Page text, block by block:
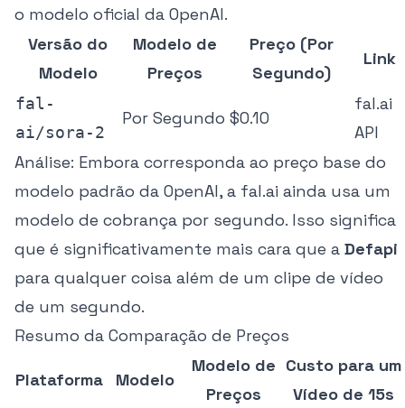
o modelo oficial da OpenAI.
Versão do
Modelo
Modelo de
Preços
Preço (Por
Segundo)
Link
fal-
ai/sora-2
Por Segundo $0.10
fal.ai
API
Análise: Embora corresponda ao preço base do
modelo padrão da OpenAI, a fal.ai ainda usa um
modelo de cobrança por segundo. Isso significa
que é significativamente mais cara que a Defapi
para qualquer coisa além de um clipe de vídeo
de um segundo.
Resumo da Comparação de Preços
Plataforma Modelo
Modelo de
Preços
Custo para um
Vídeo de 15s